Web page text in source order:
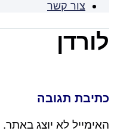
צור קשר
לורדן
כתיבת תגובה
האימייל לא יוצג באתר.